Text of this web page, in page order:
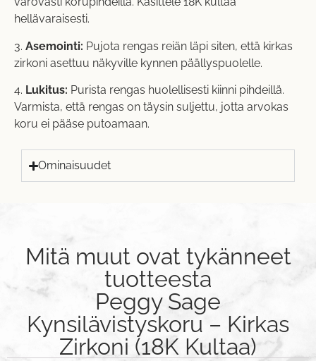
hellävaraisesti.
3. Asemointi: Pujota rengas reiän läpi siten, että kirkas
zirkoni asettuu näkyville kynnen päällyspuolelle.
4. Lukitus: Purista rengas huolellisesti kiinni pihdeillä.
Varmista, että rengas on täysin suljettu, jotta arvokas
koru ei pääse putoamaan.
Ominaisuudet
Mitä muut ovat tykänneet
tuotteesta
Peggy Sage
Kynsilävistyskoru – Kirkas
Zirkoni (18K Kultaa)